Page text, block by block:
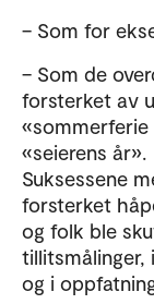
– Som for
– Som de
forsterket av
«seierens år».
Suksessene
forsterket
og folk ble
tillitsmålinger,
og i